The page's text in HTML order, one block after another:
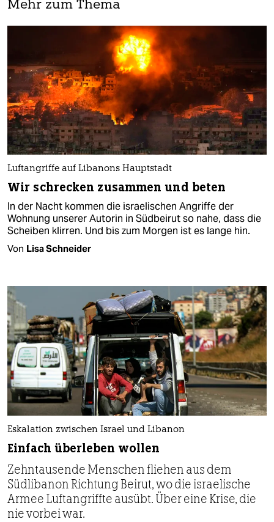
Mehr zum Thema
Luftangriffe auf Libanons Hauptstadt
Wir schrecken zusammen und beten
In der Nacht kommen die israelischen Angriffe der
Wohnung unserer Autorin in Südbeirut so nahe, dass die
Scheiben klirren. Und bis zum Morgen ist es lange hin.
Von Lisa Schneider
Eskalation zwischen Israel und Libanon
Einfach überleben wollen
Zehntausende Menschen fliehen aus dem
Südlibanon Richtung Beirut, wo die israelische
Armee Luftangriffte ausübt. Über eine Krise, die
nie vorbei war.